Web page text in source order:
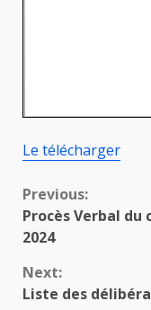
Le télécharger
Continue
Reading
Previous:
Procès Verbal du
2024
Next:
Liste des